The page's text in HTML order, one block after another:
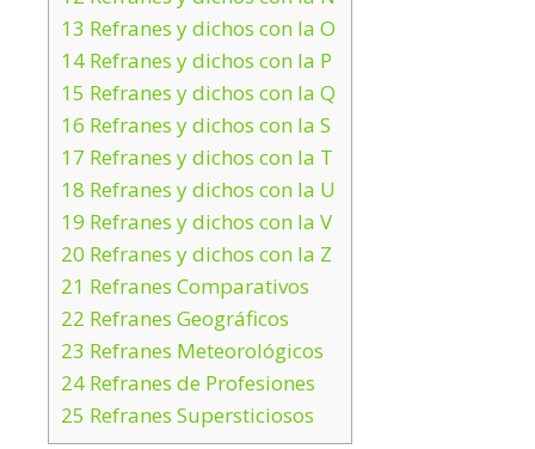
13 Refranes y dichos con la O
14 Refranes y dichos con la P
15 Refranes y dichos con la Q
16 Refranes y dichos con la S
17 Refranes y dichos con la T
18 Refranes y dichos con la U
19 Refranes y dichos con la V
20 Refranes y dichos con la Z
21 Refranes Comparativos
22 Refranes Geográficos
23 Refranes Meteorológicos
24 Refranes de Profesiones
25 Refranes Supersticiosos